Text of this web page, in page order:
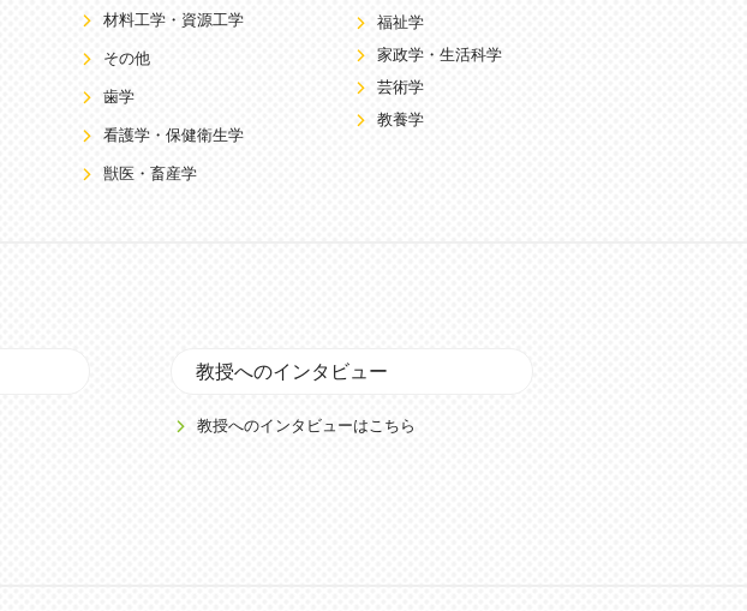
材料工学・資源工学
その他
歯学
看護学・保健衛生学
獣医・畜産学
福祉学
家政学・生活科学
芸術学
教養学
教授へのインタビュー
教授へのインタビューはこちら